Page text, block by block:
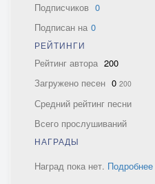
Подписчиков 0
Подписан на 0
РЕЙТИНГИ
Рейтинг автора 200
Загружено песен 0 200
Средний рейтинг песни
Всего прослушиваний
НАГРАДЫ
Наград пока нет. Подробнее